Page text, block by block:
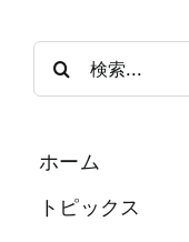
索
ホーム
トピックス